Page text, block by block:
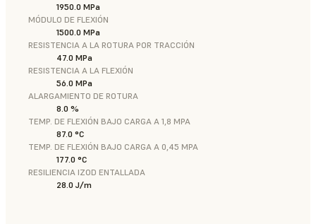
1950.0 MPa
MÓDULO DE FLEXIÓN
1500.0 MPa
RESISTENCIA A LA ROTURA POR TRACCIÓN
47.0 MPa
RESISTENCIA A LA FLEXIÓN
56.0 MPa
ALARGAMIENTO DE ROTURA
8.0 %
TEMP. DE FLEXIÓN BAJO CARGA A 1,8 MPA
87.0 °C
TEMP. DE FLEXIÓN BAJO CARGA A 0,45 MPA
177.0 °C
RESILIENCIA IZOD ENTALLADA
28.0 J/m